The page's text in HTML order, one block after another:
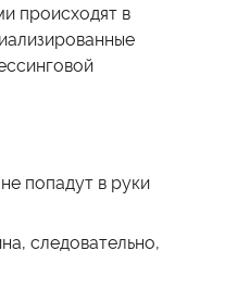
происходят в
попадут в руки
следовательно,